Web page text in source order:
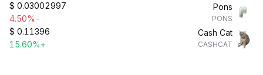
Pons
PONS
$ 0.03002997
-4.50%
Cash Cat
CASHCAT
$ 0.11396
+15.60%